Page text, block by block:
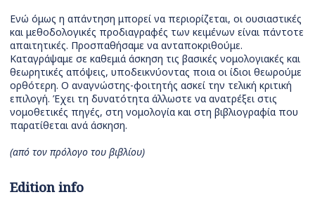
Ενώ όμως η απάντηση μπορεί να περιορίζεται, οι ουσιαστικές
και μεθοδολογικές προδιαγραφές των κειμένων είναι πάντοτε
απαιτητικές. Προσπαθήσαμε να ανταποκριθούμε.
Καταγράψαμε σε καθεμιά άσκηση τις βασικές νομολογιακές και
θεωρητικές απόψεις, υποδεικνύοντας ποια οι ίδιοι θεωρούμε
ορθότερη. Ο αναγνώστης-φοιτητής ασκεί την τελική κριτική
επιλογή. Έχει τη δυνατότητα άλλωστε να ανατρέξει στις
νομοθετικές πηγές, στη νομολογία και στη βιβλιογραφία που
παρατίθεται ανά άσκηση.
(από τον πρόλογο του βιβλίου)
Edition info